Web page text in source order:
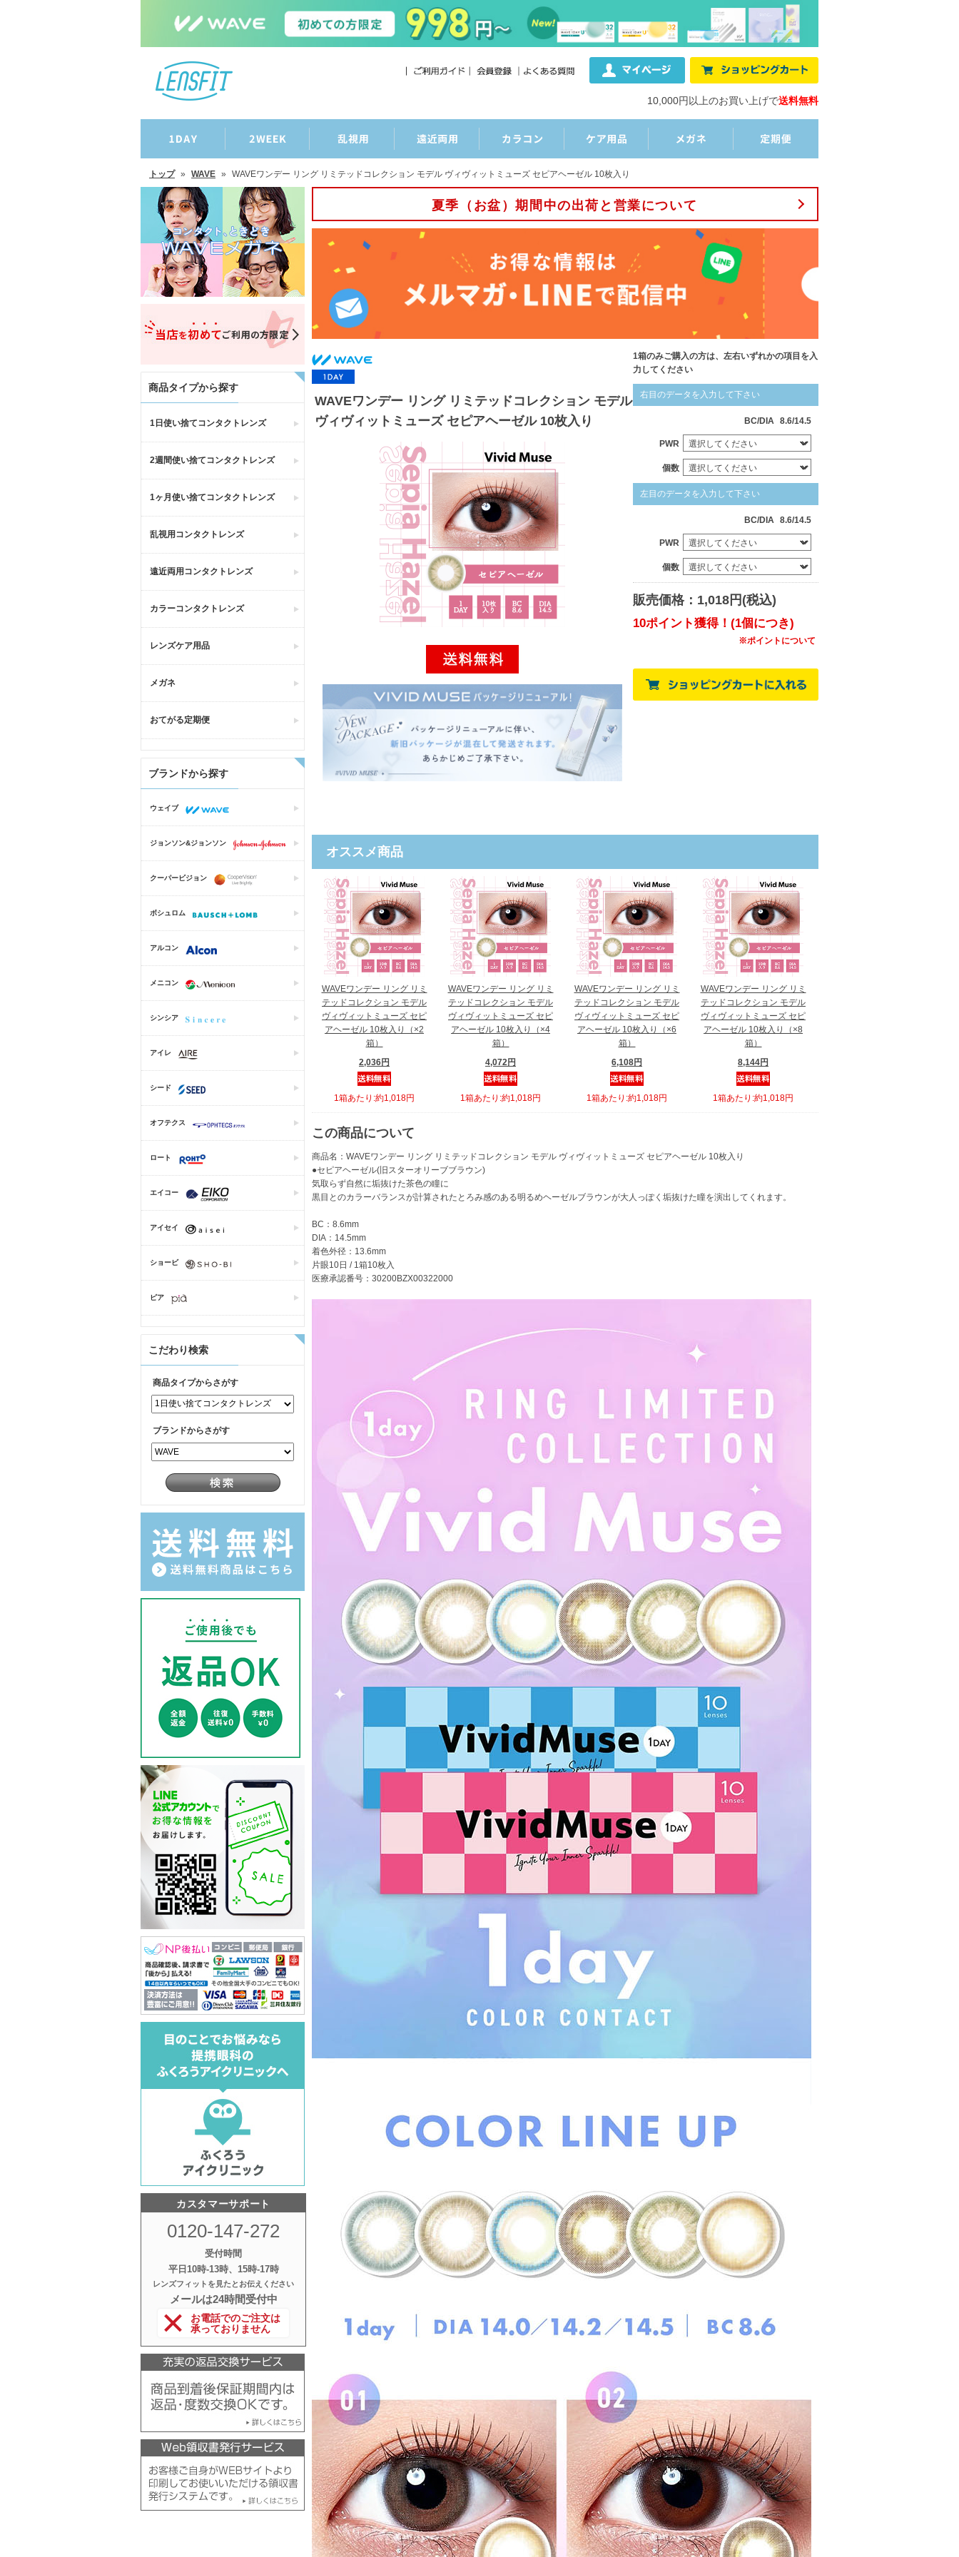
10,000円以上のお買い上げで送料無料
トップ » WAVE » WAVEワンデー リング リミテッドコレクション モデル ヴィヴィットミューズ セピアヘーゼル 10枚入り
商品タイプから探す
1日使い捨てコンタクトレンズ
2週間使い捨てコンタクトレンズ
1ヶ月使い捨てコンタクトレンズ
乱視用コンタクトレンズ
遠近両用コンタクトレンズ
カラーコンタクトレンズ
レンズケア用品
メガネ
おてがる定期便
ブランドから探す
ウェイブ
ジョンソン&ジョンソン
クーパービジョン
ボシュロム
アルコン
メニコン
シンシア
アイレ
シード
オフテクス
ロート
エイコー
アイセイ
ショービ
ピア
こだわり検索
商品タイプからさがす
ブランドからさがす
カスタマーサポート
0120-147-272
受付時間
平日10時‐13時、15時‐17時
レンズフィットを見たとお伝えください
メールは24時間受付中
お電話でのご注文は
承っておりません
夏季（お盆）期間中の出荷と営業について
WAVEワンデー リング リミテッドコレクション モデル
ヴィヴィットミューズ セピアヘーゼル 10枚入り
1箱のみご購入の方は、左右いずれかの項目を入
力してください
右目のデータを入力して下さい
BC/DIA 8.6/14.5
PWR
個数
左目のデータを入力して下さい
BC/DIA 8.6/14.5
PWR
個数
販売価格：1,018円(税込)
10ポイント獲得！(1個につき)
※ポイントについて
オススメ商品
WAVEワンデー リング リミ
テッドコレクション モデル
ヴィヴィットミューズ セピ
アヘーゼル 10枚入り（×2
箱）
2,036円
1箱あたり:約1,018円
WAVEワンデー リング リミ
テッドコレクション モデル
ヴィヴィットミューズ セピ
アヘーゼル 10枚入り（×4
箱）
4,072円
1箱あたり:約1,018円
WAVEワンデー リング リミ
テッドコレクション モデル
ヴィヴィットミューズ セピ
アヘーゼル 10枚入り（×6
箱）
6,108円
1箱あたり:約1,018円
WAVEワンデー リング リミ
テッドコレクション モデル
ヴィヴィットミューズ セピ
アヘーゼル 10枚入り（×8
箱）
8,144円
1箱あたり:約1,018円
この商品について
商品名：WAVEワンデー リング リミテッドコレクション モデル ヴィヴィットミューズ セピアヘーゼル 10枚入り
●セピアヘーゼル(旧スターオリーブブラウン)
気取らず自然に垢抜けた茶色の瞳に
黒目とのカラーバランスが計算されたとろみ感のある明るめヘーゼルブラウンが大人っぽく垢抜けた瞳を演出してくれます。
BC：8.6mm
DIA：14.5mm
着色外径：13.6mm
片眼10日 / 1箱10枚入
医療承認番号：30200BZX00322000